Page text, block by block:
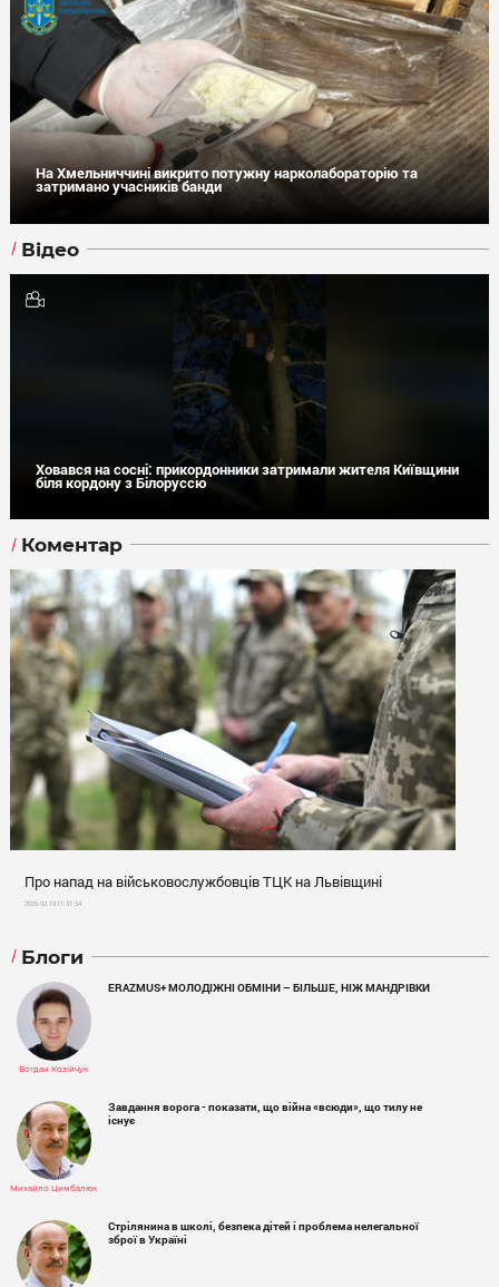
На Хмельниччині викрито потужну нарколабораторію та
затримано учасників банди
Відео
Ховався на сосні: прикордонники затримали жителя Київщини
біля кордону з Білоруссю
Коментар
Про напад на військовослужбовців ТЦК на Львівщині
2025-02-19 11:31:54
Блоги
Богдан Козійчук
ERAZMUS+ МОЛОДІЖНІ ОБМІНИ – БІЛЬШЕ, НІЖ МАНДРІВКИ
Михайло Цимбалюк
Завдання ворога - показати, що війна «всюди», що тилу не
існує
Стрілянина в школі, безпека дітей і проблема нелегальної
зброї в Україні